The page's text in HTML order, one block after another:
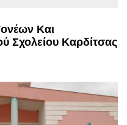
Και
Σχολείου Καρδίτσας